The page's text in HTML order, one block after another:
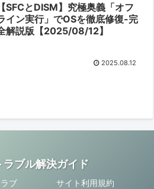
【SFCとDISM】究極奥義「オフ
イン実行」でOSを徹底修復-完
解説版【2025/08/12】
2025.08.12
ブル解決ガイド
ブ
サイト利用規約